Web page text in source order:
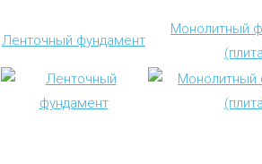
Ленточный фундамент
Монолитный